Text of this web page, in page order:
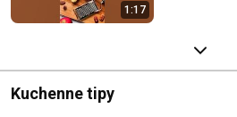
1:17
Kuchenne tipy